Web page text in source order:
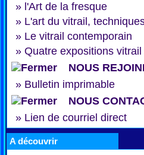
» l'Art de la fresque
» L'art du vitrail,
» Le vitrail contemporain
» Quatre expositions
NOUS
» Bulletin imprimable
NOUS
» Lien de courriel direct
A découvrir